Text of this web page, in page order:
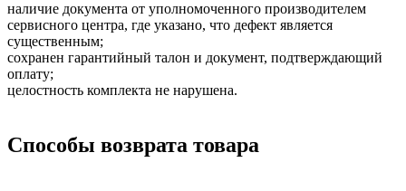
наличие документа от уполномоченного производителем
сервисного центра, где указано, что дефект является
существенным;
сохранен гарантийный талон и документ, подтверждающий
оплату;
целостность комплекта не нарушена.
Способы возврата товара